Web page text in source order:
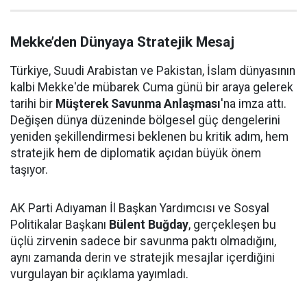
Mekke’den Dünyaya Stratejik Mesaj
Türkiye, Suudi Arabistan ve Pakistan, İslam dünyasının
kalbi Mekke'de mübarek Cuma günü bir araya gelerek
tarihi bir Müşterek Savunma Anlaşması'na imza attı.
Değişen dünya düzeninde bölgesel güç dengelerini
yeniden şekillendirmesi beklenen bu kritik adım, hem
stratejik hem de diplomatik açıdan büyük önem
taşıyor.
AK Parti Adıyaman İl Başkan Yardımcısı ve Sosyal
Politikalar Başkanı Bülent Buğday, gerçekleşen bu
üçlü zirvenin sadece bir savunma paktı olmadığını,
aynı zamanda derin ve stratejik mesajlar içerdiğini
vurgulayan bir açıklama yayımladı.